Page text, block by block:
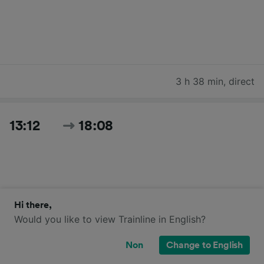
3 h 38 min, direct
13:12 18:08
4 h 56 min,2 changements
Hi there,
Would you like to view Trainline in English?
Non Change to English